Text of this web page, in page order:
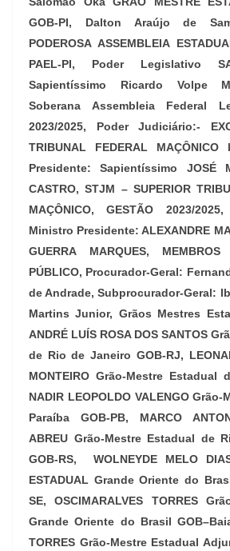
GOB-PI, Dalton Araújo de
PODEROSA ASSEMBLEIA
PAEL-PI, Poder Legislativo
Sapientíssimo Ricardo Volpe
Soberana Assembleia Federal
2023/2025, Poder Judiciário:-
TRIBUNAL FEDERAL MAÇÔNICO
Presidente: Sapientíssimo JOSÉ
CASTRO, STJM – SUPERIOR
MAÇÔNICO, GESTÃO 2023/
Ministro Presidente: ALEXANDRE
GUERRA MARQUES,
PÚBLICO, Procurador-Geral:
de Andrade, Subprocurador-Geral:
Martins Junior, Grãos Mestres
ANDRÉ LUÍS ROSA DOS SANTOS
de Rio de Janeiro GOB-RJ,
MONTEIRO Grão-Mestre Estadual
NADIR LEOPOLDO VALENGO
Paraíba GOB-PB, MARCO
ABREU Grão-Mestre Estadual de
GOB-RS, WOLNEYDE MELO
ESTADUAL Grande Oriente do
SE, OSCIMARALVES TORRES
Grande Oriente do Brasil
TORRES Grão-Mestre Estadual